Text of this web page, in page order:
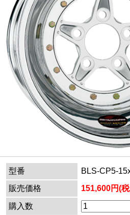
型番
BLS-CP5-
販売価格
151,600円(
購入数